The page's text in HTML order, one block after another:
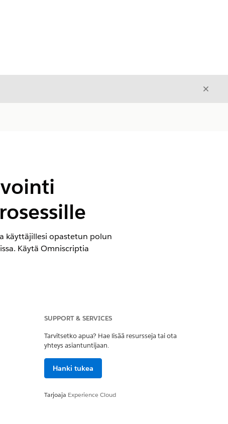
Sulje
käyttäjillesi opastetun polun
Käytä Omniscriptia
SUPPORT & SERVICES
Tarvitsetko apua? Hae lisää resursseja tai ota
yhteys asiantuntijaan.
Hanki tukea
Tarjoaja Experience Cloud